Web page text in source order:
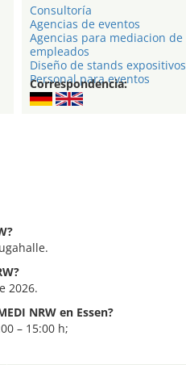
Consultoría
Agencias de eventos
Agencias para mediacion de
empleados
Diseño de stands expositivos
Personal para eventos
Correspondencia:
2026.
NRW en Essen?
– 15:00 h;